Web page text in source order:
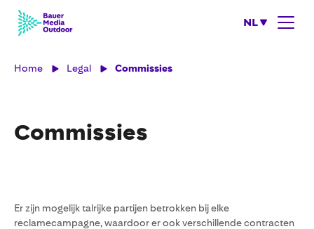
NL
Home Legal Commissies
Commissies
Er zijn mogelijk talrijke partijen betrokken bij elke
reclamecampagne, waardoor er ook verschillende contracten